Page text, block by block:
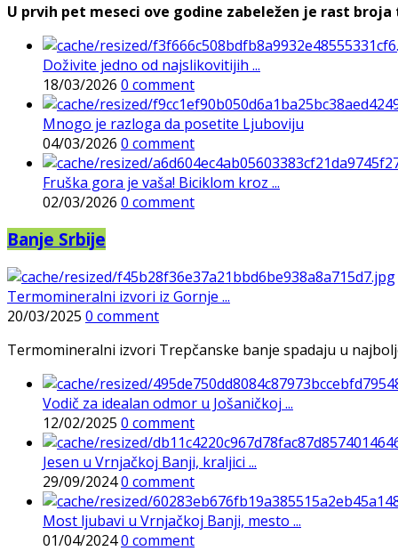
U prvih pet meseci ove godine zabeležen je rast
Doživite jedno od najslikovitijih ...
18/03/2026 0 comment
Mnogo je razloga da posetite Ljuboviju
04/03/2026 0 comment
Fruška gora je vaša! Biciklom kroz ...
02/03/2026 0 comment
Banje Srbije
Termomineralni izvori iz Gornje ...
20/03/2025 0 comment
Termomineralni izvori Trepčanske banje spadaju u
Vodič za idealan odmor u Jošaničkoj ...
12/02/2025 0 comment
Jesen u Vrnjačkoj Banji, kraljici ...
29/09/20240 comment
Most ljubavi u Vrnjačkoj Banji, mesto ...
01/04/20240 comment